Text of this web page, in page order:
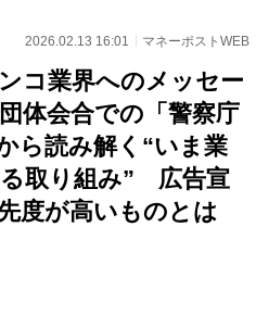
2026.02.13 16:01 マネーポストWEB
コ業界へのメッセー
体会合での「警察庁
ら読み解く“いま業
取り組み” 広告宣
度が高いものとは